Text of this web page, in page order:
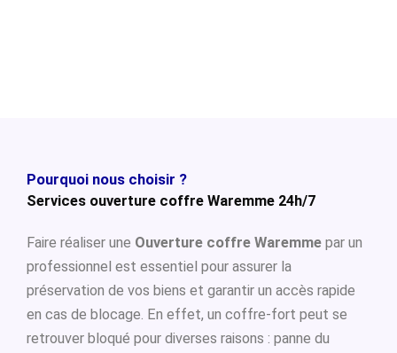
Pourquoi nous choisir ?
Services ouverture coffre Waremme 24h/7
Faire réaliser une Ouverture coffre Waremme par un
professionnel est essentiel pour assurer la
préservation de vos biens et garantir un accès rapide
en cas de blocage. En effet, un coffre-fort peut se
retrouver bloqué pour diverses raisons : panne du